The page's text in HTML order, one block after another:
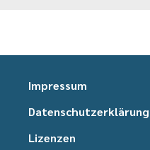
Impressum
Datenschutzerklärung
Lizenzen